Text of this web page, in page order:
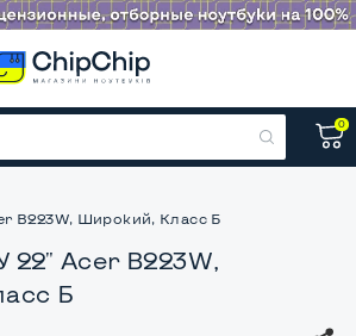
0
B223W, Широкий, Класс Б
Acer B223W,
Б